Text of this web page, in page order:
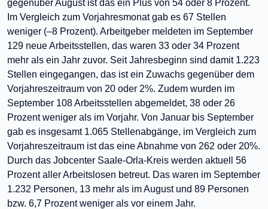
gegenüber August ist das ein Plus von 54 oder 8 Prozent.
Im Vergleich zum Vorjahresmonat gab es 67 Stellen
weniger (–8 Prozent). Arbeitgeber meldeten im September
129 neue Arbeitsstellen, das waren 33 oder 34 Prozent
mehr als ein Jahr zuvor. Seit Jahresbeginn sind damit 1.223
Stellen eingegangen, das ist ein Zuwachs gegenüber dem
Vorjahreszeitraum von 20 oder 2%. Zudem wurden im
September 108 Arbeitsstellen abgemeldet, 38 oder 26
Prozent weniger als im Vorjahr. Von Januar bis September
gab es insgesamt 1.065 Stellenabgänge, im Vergleich zum
Vorjahreszeitraum ist das eine Abnahme von 262 oder 20%.
Durch das Jobcenter Saale-Orla-Kreis werden aktuell 56
Prozent aller Arbeitslosen betreut. Das waren im September
1.232 Personen, 13 mehr als im August und 89 Personen
bzw. 6,7 Prozent weniger als vor einem Jahr.